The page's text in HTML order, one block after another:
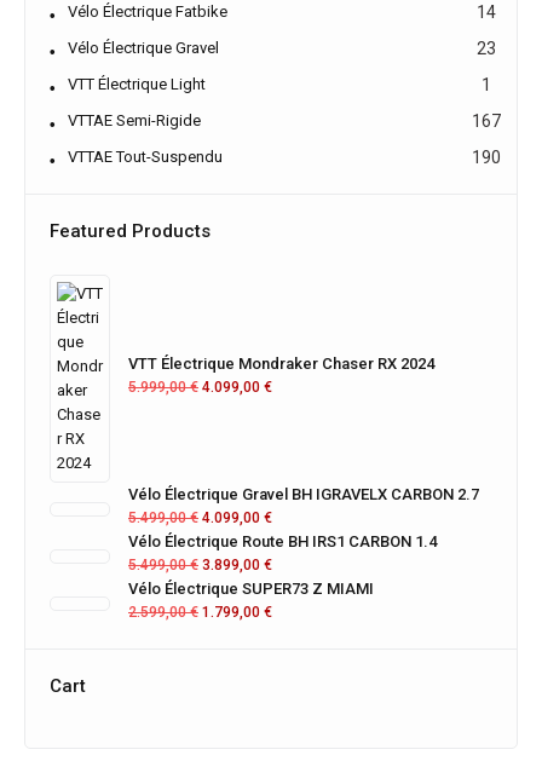
Vélo Électrique Fatbike 14
Vélo Électrique Gravel 23
VTT Électrique Light 1
VTTAE Semi-Rigide 167
VTTAE Tout-Suspendu 190
Featured Products
VTT Électrique Mondraker Chaser RX 2024
5.999,00€ 4.099,00 €
Vélo Électrique Gravel BH IGRAVELX CARBON 2.7
5.499,00€ 4.099,00 €
Vélo Électrique Route BH IRS1 CARBON 1.4
5.499,00€ 3.899,00 €
Vélo Électrique SUPER73 Z MIAMI
2.599,00€ 1.799,00 €
Cart